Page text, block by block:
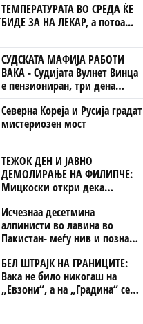
ТЕМПЕРАТУРАТА ВО СРЕДА ЌЕ
БИДЕ ЗА НА ЛЕКАР, а потоа...
СУДСКАТА МАФИЈА РАБОТИ
ВАКА - Судијата Вулнет Винца
е пензиониран, три дена
откако му го врати пасошот
на бизнисменот Марковски
Северна Кореја и Русија градат
мистериозен мост
ТЕЖОК ДЕН И ЈАВНО
ДЕМОЛИРАЊЕ НА ФИЛИПЧЕ:
Мицкоски откри дека
човекот појма нема од
ништо, освен за кеш
Исчезнаа десетмина
алпинисти во лавина во
Пакистан- меѓу нив и познат
Непалец
БЕЛ ШТРАЈК НА ГРАНИЦИТЕ:
Вака не било никогаш на
„Евзони“, а на „Градина“ се